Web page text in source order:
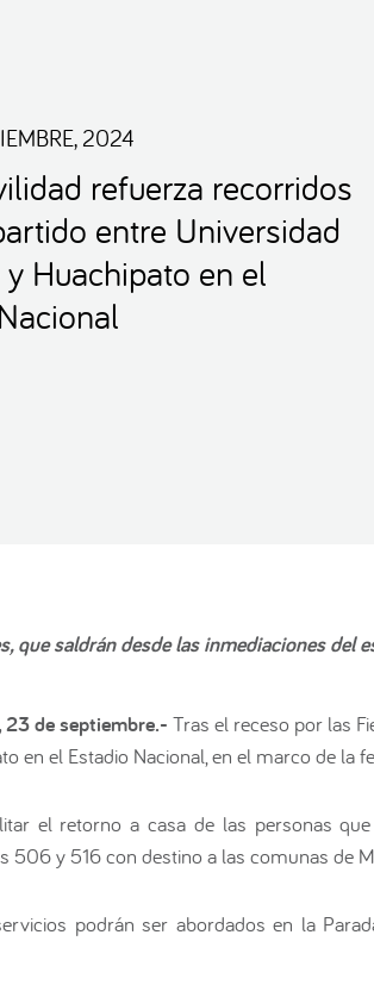
2024
refuerza recorridos
entre Universidad
Huachipato en el
que saldrán desde las inmediaciones
23 de septiembre.-Tras el receso por las
en el Estadio Nacional, en el marco de la
el retorno a casa de las personas
506 y 516 con destino a las comunas de
podrán ser abordados en la